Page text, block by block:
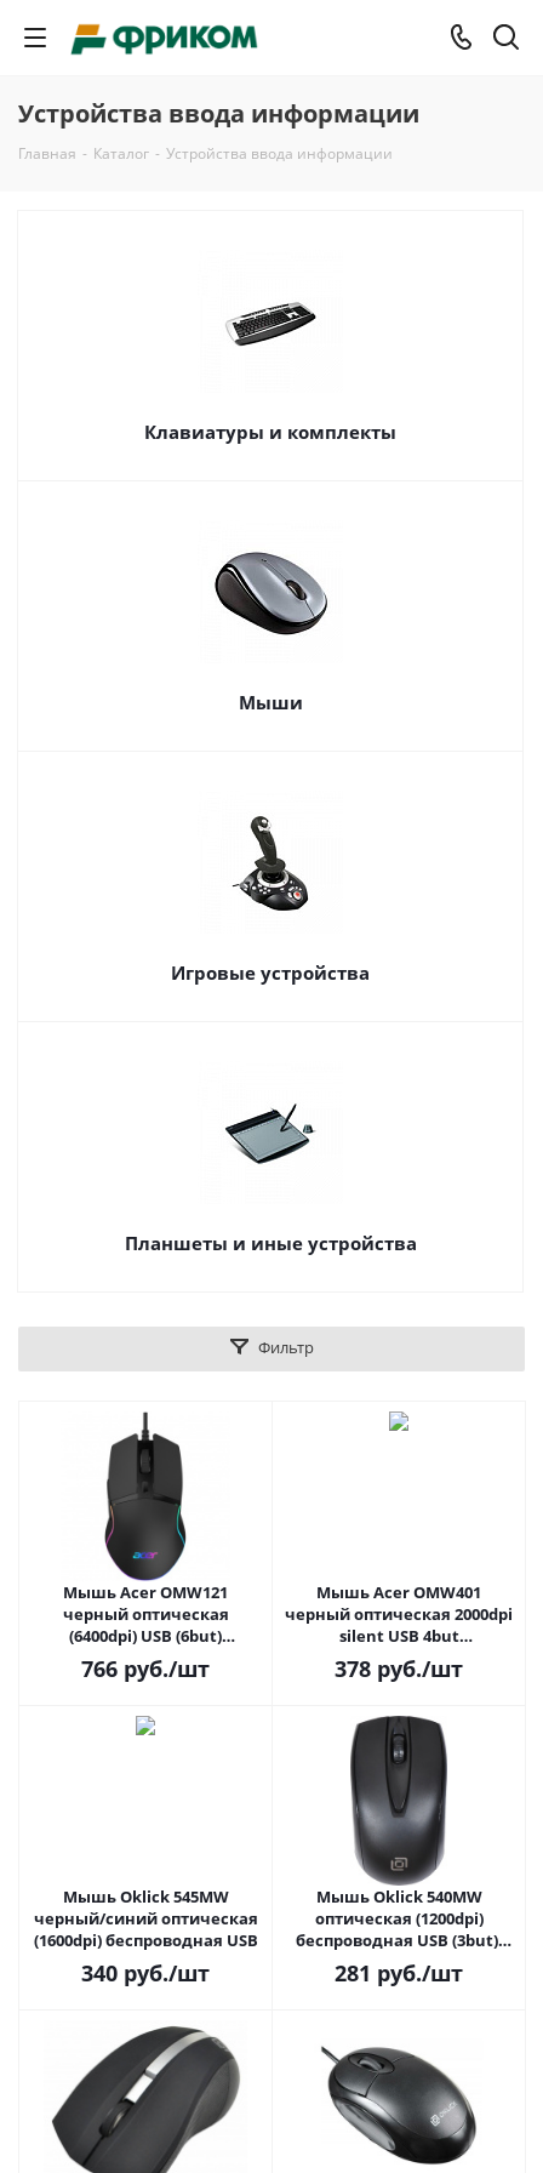
Устройства ввода информации
Главная - Каталог - Устройства ввода информации
Клавиатуры и комплекты
Мыши
Игровые устройства
Планшеты и иные устройства
Фильтр
Мышь Acer OMW121
черный оптическая
(6400dpi) USB (6but)
ZL.MCEEE.00U
766 руб./шт
Мышь Acer OMW401
черный оптическая 2000dpi
silent USB 4but
(ZL.MCEEE.031)
378 руб./шт
Мышь Oklick 545MW
черный/синий оптическая
(1600dpi) беспроводная USB
340 руб./шт
Мышь Oklick 540MW
оптическая (1200dpi)
беспроводная USB (3but),
черная
281 руб./шт